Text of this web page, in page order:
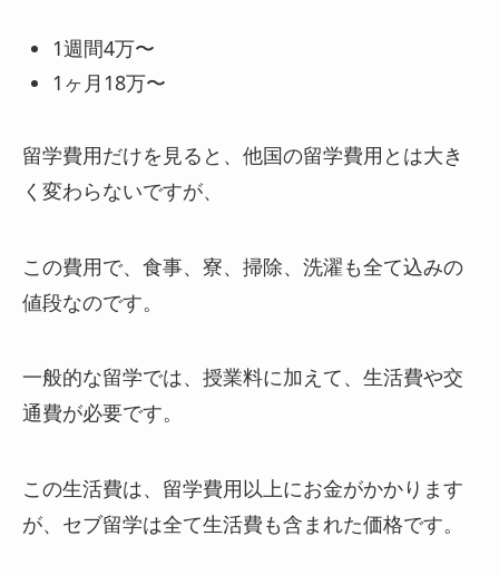
1週間4万〜
1ヶ月18万〜
留学費用だけを見ると、他国の留学費用とは大き
く変わらないですが、
この費用で、食事、寮、掃除、洗濯も全て込みの
値段なのです。
一般的な留学では、授業料に加えて、生活費や交
通費が必要です。
この生活費は、留学費用以上にお金がかかります
が、セブ留学は全て生活費も含まれた価格です。